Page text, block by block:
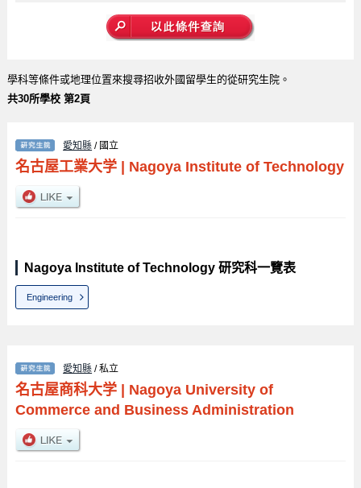
學科等條件或地理位置來搜尋招收外國留學生的從研究生院。
共30所學校 第2頁
愛知縣 / 國立
名古屋工業大学| Nagoya Institute of Technology
Nagoya Institute of Technology 研究科一覽表
Engineering
愛知縣 / 私立
名古屋商科大学| Nagoya University of
Commerce and Business Administration